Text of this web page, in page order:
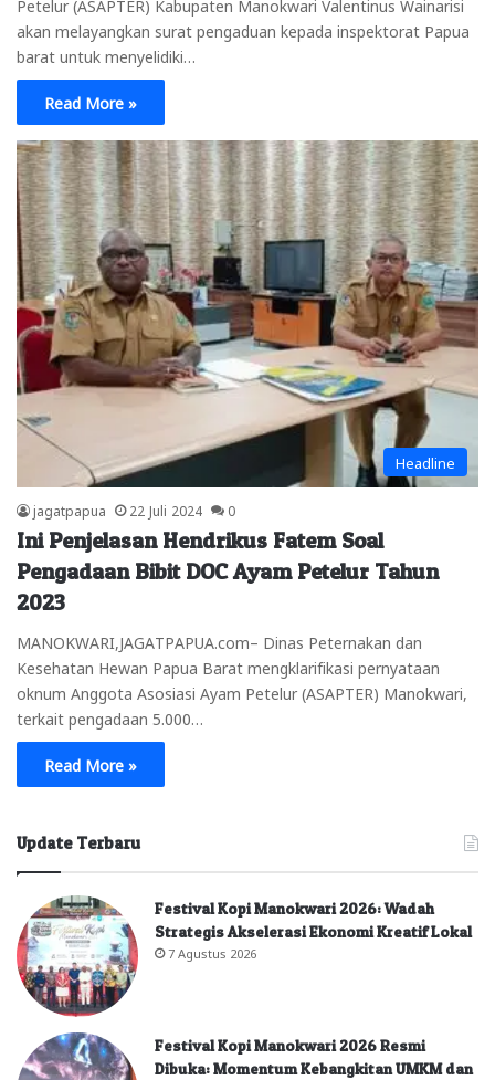
Petelur (ASAPTER) Kabupaten Manokwari Valentinus Wainarisi
akan melayangkan surat pengaduan kepada inspektorat Papua
barat untuk menyelidiki…
Read More »
Headline
jagatpapua 22 Juli 2024 0
Ini Penjelasan Hendrikus Fatem Soal
Pengadaan Bibit DOC Ayam Petelur Tahun
2023
MANOKWARI,JAGATPAPUA.com– Dinas Peternakan dan
Kesehatan Hewan Papua Barat mengklarifikasi pernyataan
oknum Anggota Asosiasi Ayam Petelur (ASAPTER) Manokwari,
terkait pengadaan 5.000…
Read More »
Update Terbaru
Festival Kopi Manokwari 2026: Wadah
Strategis Akselerasi Ekonomi Kreatif Lokal
7 Agustus 2026
Festival Kopi Manokwari 2026 Resmi
Dibuka: Momentum Kebangkitan UMKM dan